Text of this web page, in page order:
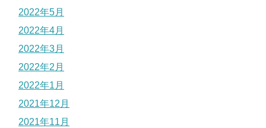
2022年5月
2022年4月
2022年3月
2022年2月
2022年1月
2021年12月
2021年11月